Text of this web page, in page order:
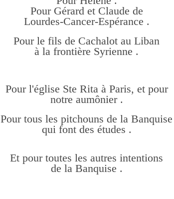
Pour Gérard et Claude de
Lourdes-Cancer-Espérance .
Pour le fils de Cachalot au Liban
à la frontière Syrienne .
Pour l'église Ste Rita à Paris, et pour
notre aumônier .
Pour tous les pitchouns de la Banquise
qui font des études .
Et pour toutes les autres intentions
de la Banquise .